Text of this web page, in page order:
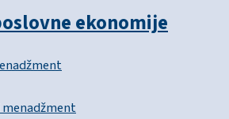
ekonomije